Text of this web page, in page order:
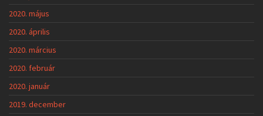
2020. május
2020. április
2020. március
2020. február
2020. január
2019. december